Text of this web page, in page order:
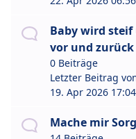
Baby wird
vor und zurück
0 Beiträge
Letzter Beitrag
19. Apr 2026 17:04
Mache mir